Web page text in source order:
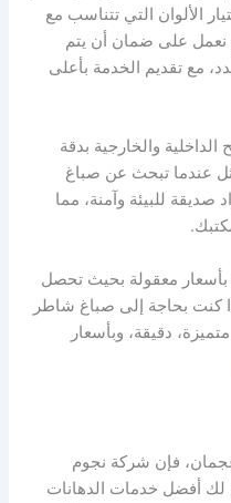
الألوان التي تتناسب مع
نعمل على ضمان أن يتم
مع تقديم الخدمة بأعلى
والخارجية بدقة
عندما تبحث عن صباغ
للبيئة وآمنة، مما
معقولة بحيث تحصل
كنت بحاجة إلى صباغ شاطر
دقيقة، وبأسعار
فإن شركة نجوم
لك أفضل خدمات الدهانات